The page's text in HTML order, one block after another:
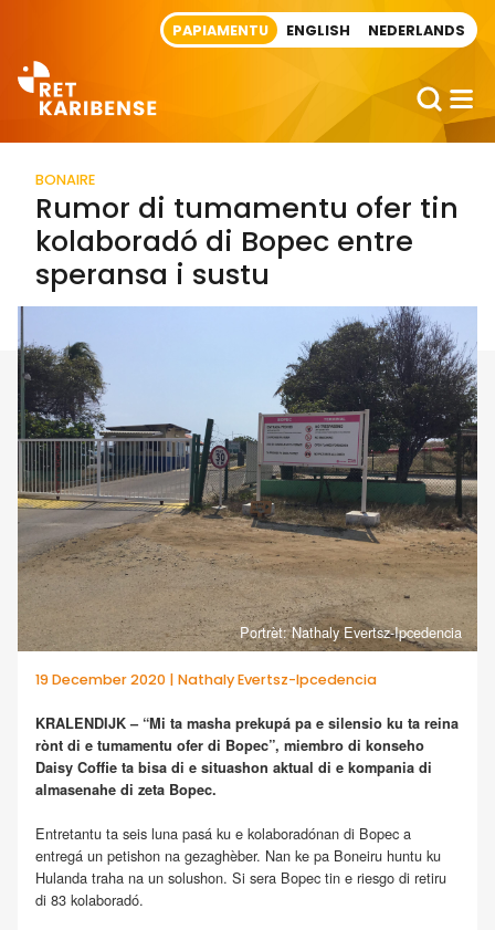
PAPIAMENTU ENGLISH NEDERLANDS
BONAIRE
Rumor di tumamentu ofer tin
kolaboradó di Bopec entre
speransa i sustu
Portrèt: Nathaly Evertsz-Ipcedencia
19 December 2020 | Nathaly Evertsz-Ipcedencia
KRALENDIJK – “Mi ta masha prekupá pa e silensio ku ta reina
rònt di e tumamentu ofer di Bopec”, miembro di konseho
Daisy Coffie ta bisa di e situashon aktual di e kompania di
almasenahe di zeta Bopec.
Entretantu ta seis luna pasá ku e kolaboradónan di Bopec a
entregá un petishon na gezaghèber. Nan ke pa Boneiru huntu ku
Hulanda traha na un solushon. Si sera Bopec tin e riesgo di retiru
di 83 kolaboradó.